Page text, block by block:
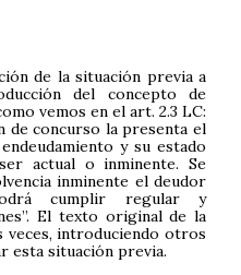
de la situación previa a
del concepto de
vemos en el art. 2.3 LC:
de concurso la presenta el
y su estado
actual o inminente. Se
inminente el deudor
cumplir regular y
El texto original de la
veces, introduciendo otros
esta situación previa.